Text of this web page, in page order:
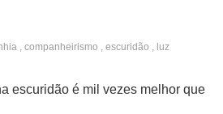
companheirismo escuridão
luz
escuridão é mil vezes melhor que